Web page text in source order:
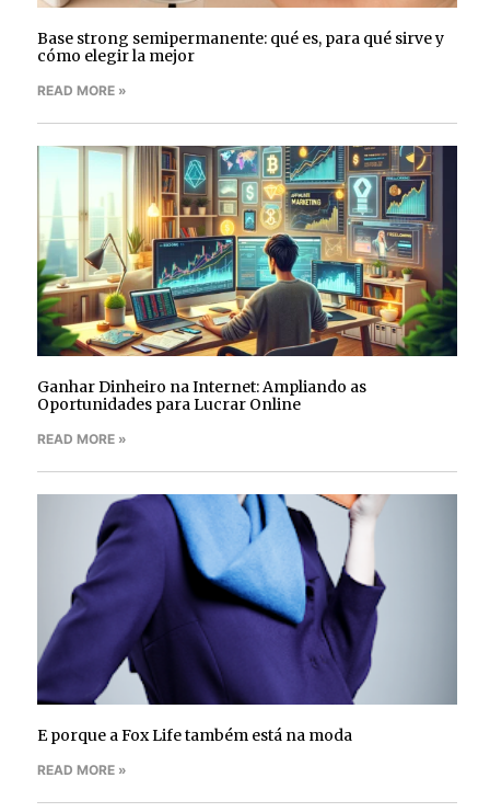
Base strong semipermanente: qué es, para qué sirve y
cómo elegir la mejor
READ MORE »
Ganhar Dinheiro na Internet: Ampliando as
Oportunidades para Lucrar Online
READ MORE »
E porque a Fox Life também está na moda
READ MORE »